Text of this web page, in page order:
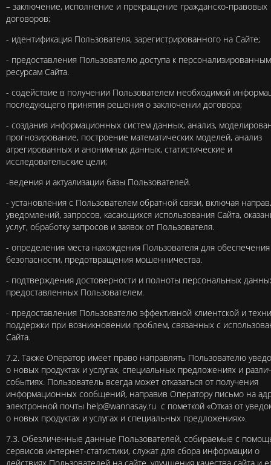
– заключение, исполнение и прекращение гражданско-правовых
договоров;
- идентификация Пользователя, зарегистрированного на Сайте;
- предоставления Пользователю доступа к персонализированным
ресурсам Сайта.
- содействие в получении Пользователем необходимой
последующего принятия решения о заключении договора;
- создания информационных систем данных, анализ,
прогнозирование, построение математических моделей, анализ
агрегированных и анонимных данных, статистические и
исследовательские цели;
-ведения и актуализации базы Пользователей.
- установления с Пользователем обратной связи, включая
уведомлений, запросов, касающихся использования Сайта,
услуг, обработку запросов и заявок от Пользователя.
- определения места нахождения Пользователя для обеспечения
безопасности, предотвращения мошенничества.
- подтверждения достоверности и полноты персональных
предоставленных Пользователем.
- предоставления Пользователю эффективной клиентской и
поддержки при возникновении проблем, связанных с
Сайта.
7.2. Также Оператор имеет право направлять Пользователю
о новых продуктах и услугах, специальных предложениях и
событиях. Пользователь всегда может отказаться от получения
информационных сообщений, направив Оператору письмо на
электронной почты help@wannasay.ru с пометкой «Отказ от
о новых продуктах и услугах и специальных предложениях».
7.3. Обезличенные данные Пользователей, собираемые с
сервисов интернет-статистики, служат для сбора информации о